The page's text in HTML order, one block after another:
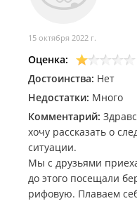
15 октября 2022 г.
Оценка:
Достоинства: Нет
Недостатки: Много
Комментарий:
хочу рассказать о
ситуации.
Мы с друзьями
до этого посещали
рифовую. Плаваем